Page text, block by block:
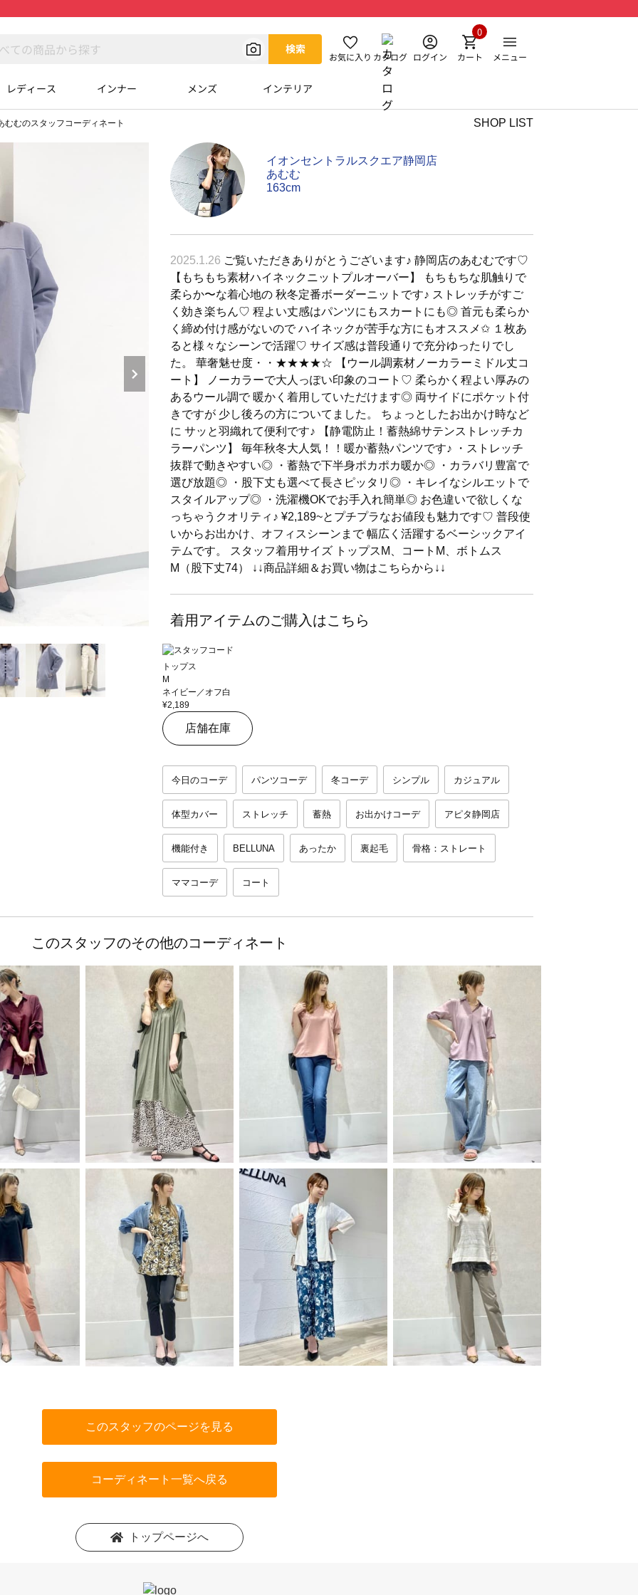
検索
お気に入り カタログ ログイン カート
0
メニュー
レディース インナー メンズ インテリア
むむのスタッフコーディネート SHOP LIST
イオンセントラルスクエア静岡店
あむむ
163cm
2025.1.26 ご覧いただきありがとうございます♪ 静岡店のあむむです♡
【もちもち素材ハイネックニットプルオーバー】 もちもちな肌触りで
柔らか〜な着心地の 秋冬定番ボーダーニットです♪ ストレッチがすご
く効き楽ちん♡ 程よい丈感はパンツにもスカートにも◎ 首元も柔らか
く締め付け感がないので ハイネックが苦手な方にもオススメ✩︎ １枚あ
ると様々なシーンで活躍♡ サイズ感は普段通りで充分ゆったりでし
た。 華奢魅せ度・・★★★★☆ 【ウール調素材ノーカラーミドル丈コ
ート】 ノーカラーで大人っぽい印象のコート♡ 柔らかく程よい厚みの
あるウール調で 暖かく着用していただけます◎ 両サイドにポケット付
きですが 少し後ろの方についてました。 ちょっとしたお出かけ時など
に サッと羽織れて便利です♪ 【静電防止！蓄熱綿サテンストレッチカ
ラーパンツ】 毎年秋冬大人気！！暖か蓄熱パンツです♪ ・ストレッチ
抜群で動きやすい◎ ・蓄熱で下半身ポカポカ暖か◎ ・カラバリ豊富で
選び放題◎ ・股下丈も選べて長さピッタリ◎ ・キレイなシルエットで
スタイルアップ◎ ・洗濯機OKでお手入れ簡単◎ お色違いで欲しくな
っちゃうクオリティ♪ ¥2,189~とプチプラなお値段も魅力です♡ 普段使
いからお出かけ、オフィスシーンまで 幅広く活躍するベーシックアイ
テムです。 スタッフ着用サイズ トップスM、コートM、ボトムス
M（股下丈74） ↓↓商品詳細＆お買い物はこちらから↓↓
着用アイテムのご購入はこちら
トップス
M
ネイビー／オフ白
¥2,189
店舗在庫
今日のコーデ パンツコーデ 冬コーデ シンプル カジュアル
体型カバー ストレッチ 蓄熱 お出かけコーデ アピタ静岡店
機能付き BELLUNA あったか 裏起毛 骨格：ストレート
ママコーデ コート
このスタッフのその他のコーディネート
このスタッフのページを見る
コーディネート一覧へ戻る
トップページへ